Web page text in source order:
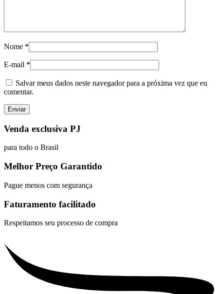
Nome *
E-mail *
Salvar meus dados neste navegador para a próxima vez que eu
comentar.
Venda exclusiva PJ
para todo o Brasil
Melhor Preço Garantido
Pague menos com segurança
Faturamento facilitado
Respeitamos seu processo de compra